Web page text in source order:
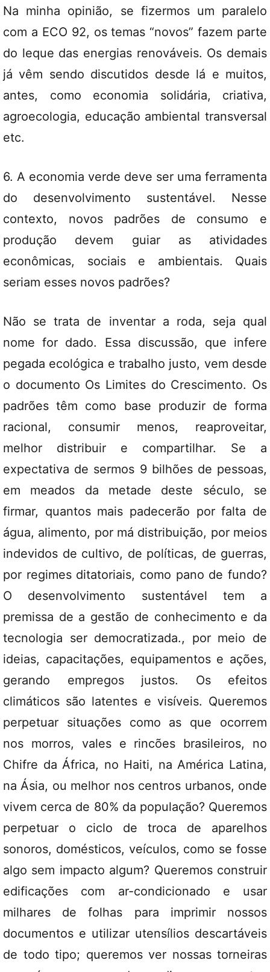
Na minha opinião, se fizermos um paralelo
com a ECO 92, os temas “novos” fazem parte
do leque das energias renováveis. Os demais
já vêm sendo discutidos desde lá e muitos,
antes, como economia solidária, criativa,
agroecologia, educação ambiental transversal
etc.
6. A economia verde deve ser uma ferramenta
do desenvolvimento sustentável. Nesse
contexto, novos padrões de consumo e
produção devem guiar as atividades
econômicas, sociais e ambientais. Quais
seriam esses novos padrões?
Não se trata de inventar a roda, seja qual
nome for dado. Essa discussão, que infere
pegada ecológica e trabalho justo, vem desde
o documento Os Limites do Crescimento. Os
padrões têm como base produzir de forma
racional, consumir menos, reaproveitar,
melhor distribuir e compartilhar. Se a
expectativa de sermos 9 bilhões de pessoas,
em meados da metade deste século, se
firmar, quantos mais padecerão por falta de
água, alimento, por má distribuição, por meios
indevidos de cultivo, de políticas, de guerras,
por regimes ditatoriais, como pano de fundo?
O desenvolvimento sustentável tem a
premissa de a gestão de conhecimento e da
tecnologia ser democratizada., por meio de
ideias, capacitações, equipamentos e ações,
gerando empregos justos. Os efeitos
climáticos são latentes e visíveis. Queremos
perpetuar situações como as que ocorrem
nos morros, vales e rincões brasileiros, no
Chifre da África, no Haiti, na América Latina,
na Ásia, ou melhor nos centros urbanos, onde
vivem cerca de 80% da população? Queremos
perpetuar o ciclo de troca de aparelhos
sonoros, domésticos, veículos, como se fosse
algo sem impacto algum? Queremos construir
edificações com ar-condicionado e usar
milhares de folhas para imprimir nossos
documentos e utilizar utensílios descartáveis
de todo tipo; queremos ver nossas torneiras